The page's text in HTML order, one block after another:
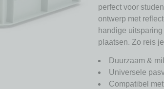
perfect voor
ontwerp met
handige
plaatsen. Zo reis
Duurzaam &
Universele
Compatibel